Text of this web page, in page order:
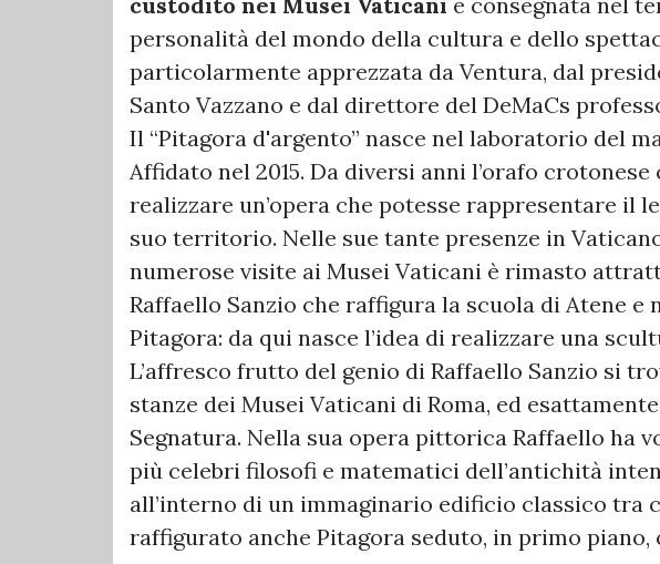
personalità del mondo della cultura e dello
particolarmente apprezzata da Ventura, dal
Santo Vazzano e dal direttore del DeMaCs
Il “Pitagora d'argento” nasce nel laboratorio del
Affidato nel 2015. Da diversi anni l’orafo crotonese
realizzare un’opera che potesse rappresentare il
suo territorio. Nelle sue tante presenze in
numerose visite ai Musei Vaticani è rimasto
Raffaello Sanzio che raffigura la scuola di Atene e
Pitagora: da qui nasce l’idea di realizzare una
L’affresco frutto del genio di Raffaello Sanzio si
stanze dei Musei Vaticani di Roma, ed
Segnatura. Nella sua opera pittorica Raffaello ha
più celebri filosofi e matematici dell’antichità
all’interno di un immaginario edificio classico tra
raffigurato anche Pitagora seduto, in primo piano,